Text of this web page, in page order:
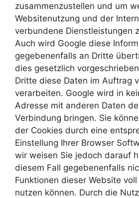
zusammenzustellen und um
Websitenutzung und der
verbundene Dienstleistungen
Auch wird Google diese
gegebenenfalls an Dritte
dies gesetzlich
Dritte diese Daten im Auftrag
verarbeiten. Google wird in
Adresse mit anderen Daten
Verbindung bringen. Sie
der Cookies durch eine
Einstellung Ihrer Browser
wir weisen Sie jedoch darauf
diesem Fall gegebenenfalls
Funktionen dieser Website
nutzen können. Durch die